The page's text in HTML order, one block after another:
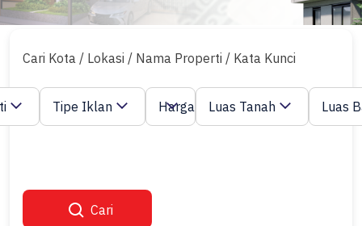
Cari Kota / Lokasi / Nama Properti / Kata Kunci
Tipe Iklan Harga Luas Tanah Luas
Cari